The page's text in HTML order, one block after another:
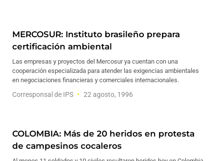
MERCOSUR: Instituto brasileño prepara
certificación ambiental
Las empresas y proyectos del Mercosur ya cuentan con una
cooperación especializada para atender las exigencias ambientales
en negociaciones financieras y comerciales internacionales.
Corresponsal de IPS 22 agosto, 1996
COLOMBIA: Más de 20 heridos en protesta
de campesinos cocaleros